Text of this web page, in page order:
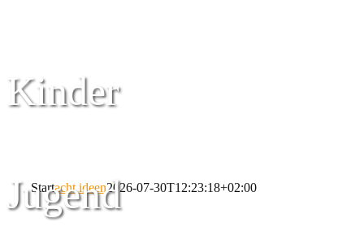
Kinder
Jugend
Startacht ideen2026-07-30T12:23:18+02:00